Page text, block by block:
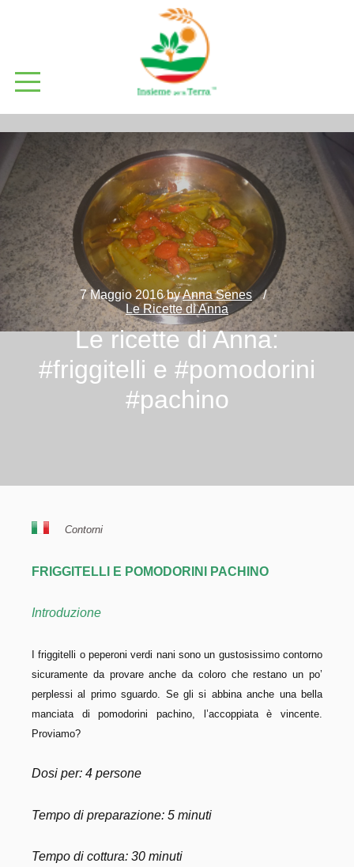
7 Maggio 2016byAnna Senes
Le Ricette di Anna
Le ricette di Anna:
#friggitelli e #pomodorini
#pachino
Contorni
FRIGGITELLI E POMODORINI PACHINO
Introduzione
I friggitelli o peperoni verdi nani sono un gustosissimo contorno
sicuramente da provare anche da coloro che restano un po’
perplessi al primo sguardo. Se gli si abbina anche una bella
manciata di pomodorini pachino, l’accoppiata è vincente.
Proviamo?
Dosi per: 4 persone
Tempo di preparazione: 5 minuti
Tempo di cottura: 30 minuti